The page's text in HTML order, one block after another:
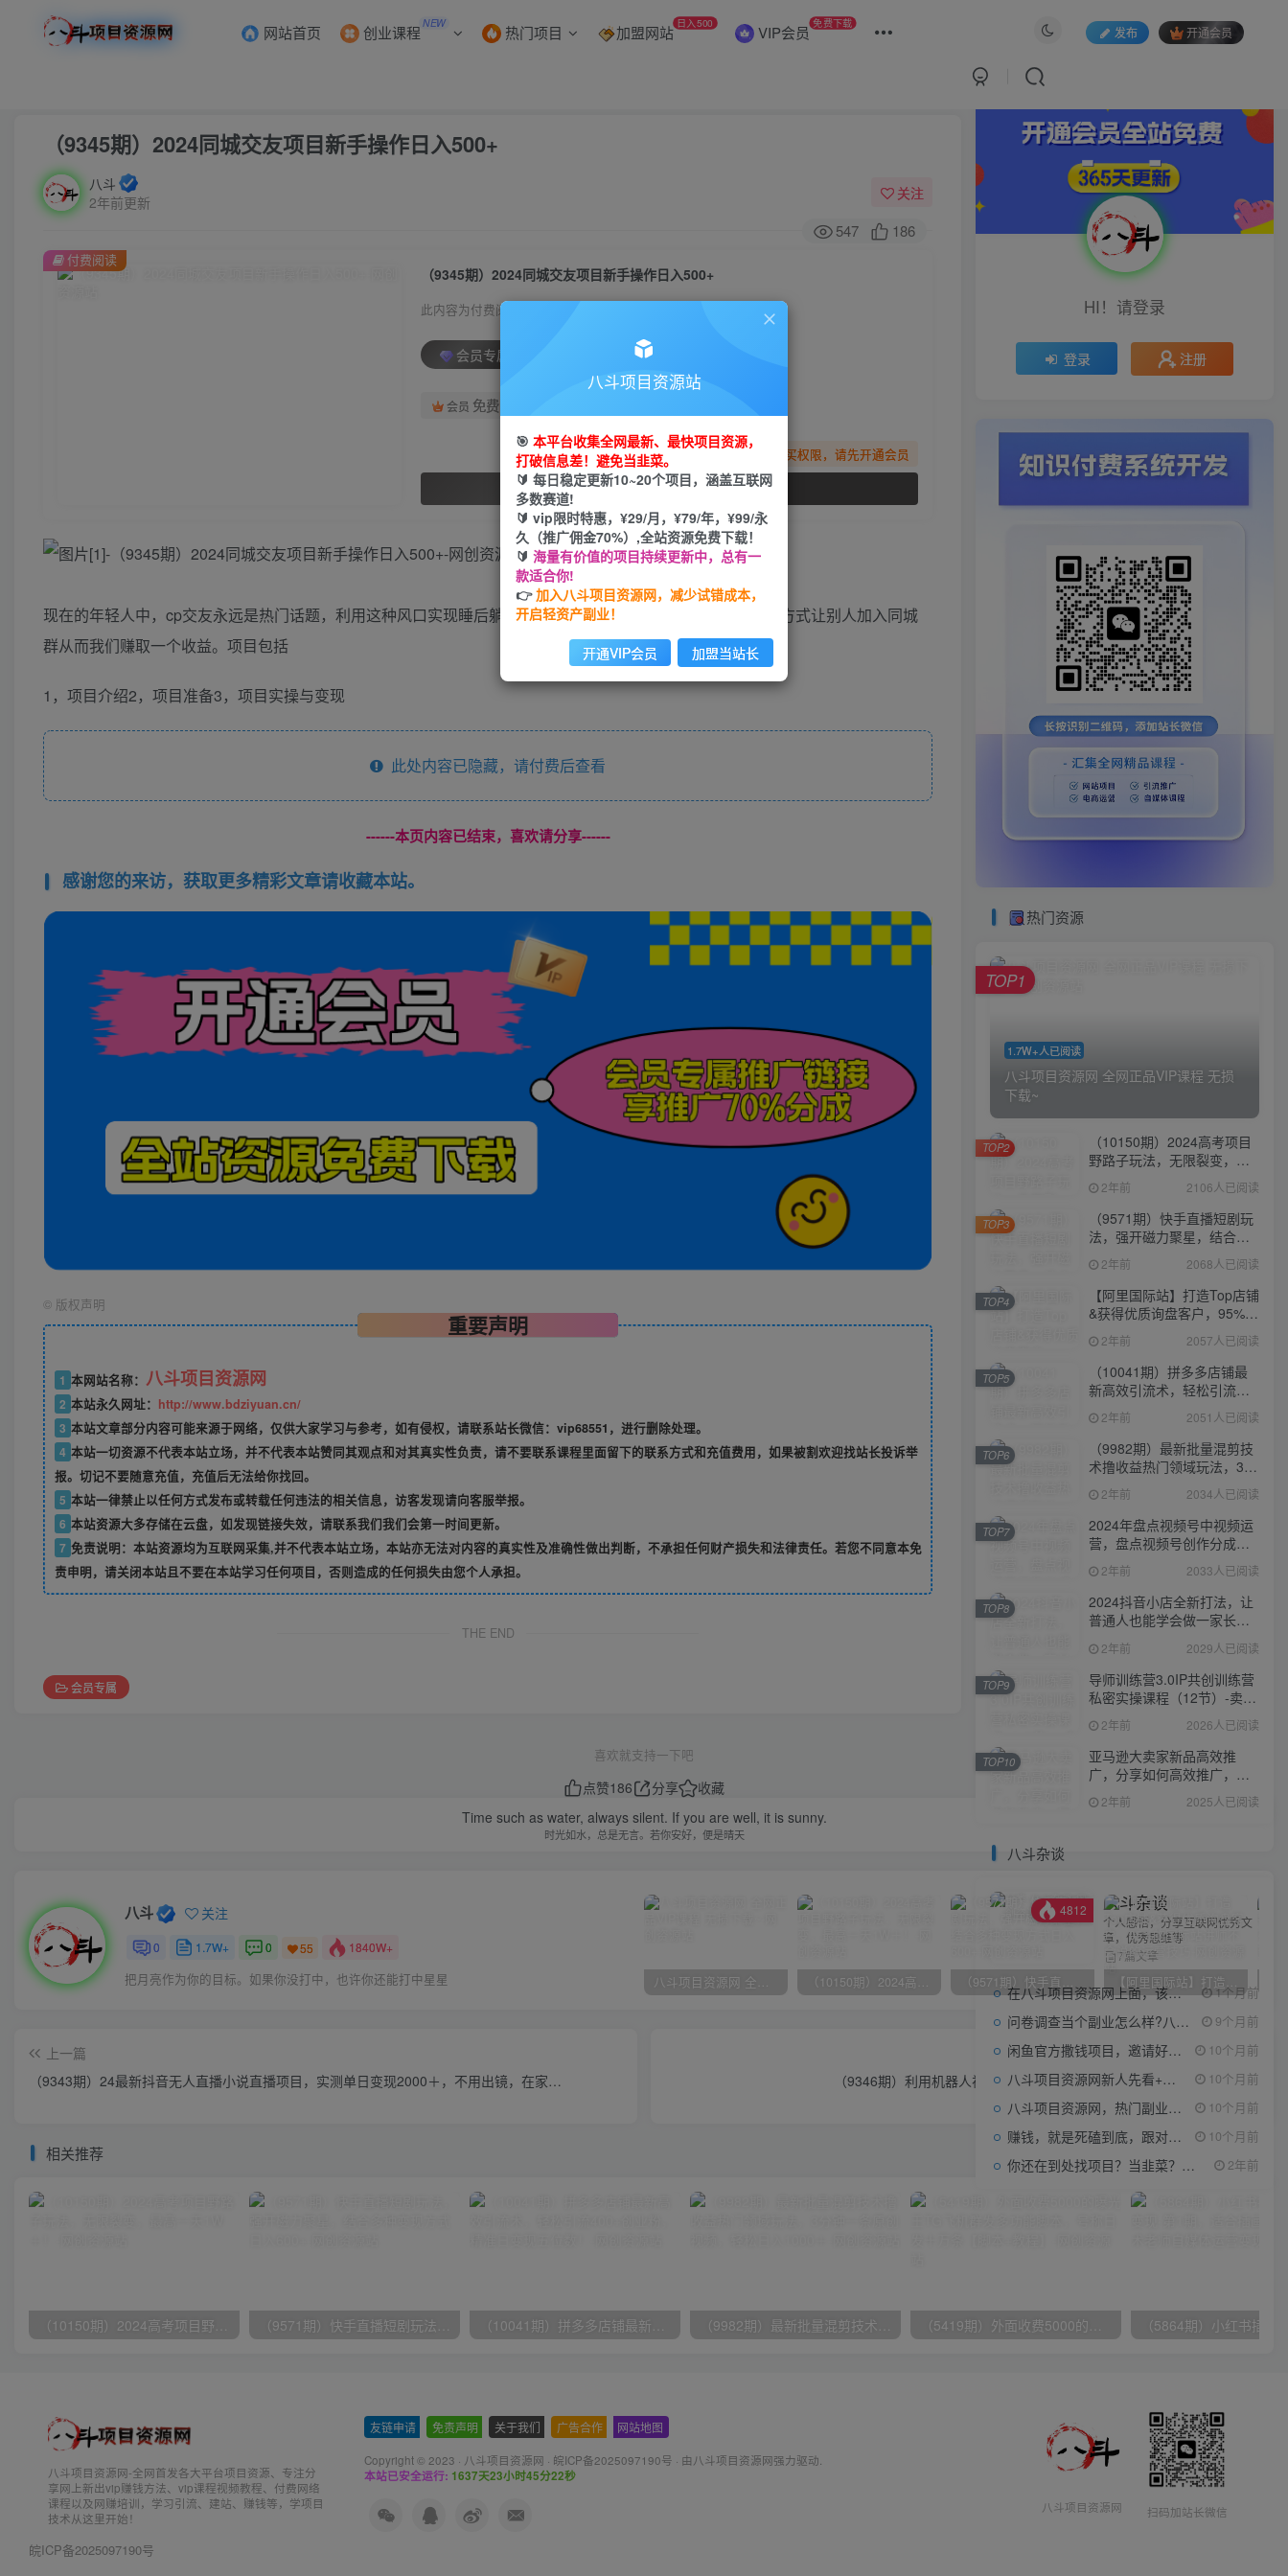
网站首页 创业课程 NEW 热门项目 加盟网站 日入500 VIP会员 免费下载
发布 开通会员
（9345期）2024同城交友项目新手操作日入500+
八斗
2年前更新
关注
547 186
（9345期）2024同城交友项目新手操作日入500+
此内容为付费阅读，请付费后查看
会员专属资源
会员 免费
您暂无购买权限，请先开通会员
开通会员
付费阅读
现在的年轻人中，cp交友永远是热门话题，利用这种风口实现睡后躺赚！我们通过创建全国同城群通过引流的方式让别人加入同城
群从而我们赚取一个收益。项目包括
1，项目介绍2，项目准备3，项目实操与变现
此处内容已隐藏，请付费后查看
------本页内容已结束，喜欢请分享------
感谢您的来访，获取更多精彩文章请收藏本站。
© 版权声明
重要声明
1 本网站名称： 八斗项目资源网
2 本站永久网址： http://www.bdziyuan.cn/
3 本站文章部分内容可能来源于网络，仅供大家学习与参考，如有侵权，请联系站长微信：vip68551，进行删除处理。
4 本站一切资源不代表本站立场，并不代表本站赞同其观点和对其真实性负责，请不要联系课程里面留下的联系方式和充值费用，如果被割欢迎找站长投诉举
报。切记不要随意充值，充值后无法给你找回。
5 本站一律禁止以任何方式发布或转载任何违法的相关信息，访客发现请向客服举报。
6 本站资源大多存储在云盘，如发现链接失效，请联系我们我们会第一时间更新。
7 免责说明：本站资源均为互联网采集,并不代表本站立场，本站亦无法对内容的真实性及准确性做出判断，不承担任何财产损失和法律责任。若您不同意本免
责申明，请关闭本站且不要在本站学习任何项目，否则造成的任何损失由您个人承担。
THE END
会员专属
喜欢就支持一下吧
点赞186 分享
收藏
Time such as water, always silent. If you are well, it is sunny.
时光如水，总是无言。若你安好，便是晴天
八斗 关注
0 1.7W+ 0 55 1840W+
把月亮作为你的目标。如果你没打中，也许你还能打中星星 八斗项目资源网 全网正品VIP课程 无损下载~ （10150期）2024高考项目野路子玩法，无限裂变，最高一天1W＋！ （9571期）快手直播短剧玩法，强开磁力聚星，结合多种变现方式日入600+ 【阿里国际站】打造Top店铺&获得优质询盘客户，​95%的国际站讲师不会说的运营技巧
上一篇
（9343期）24最新抖音无人直播小说直播项目，实测单日变现2000＋，不用出镜，在家…
下一篇
（9346期）利用机器人视频掘金月赚12000+，有手就会落地保姆级教程
相关推荐
（10150期）2024高考项目野路子玩法，无限裂变，最高一天1W＋！ （9571期）快手直播短剧玩法，强开磁力聚星，结合多种变现方式日入600+ （10041期）拼多多店铺最新高效引流术，轻松引流400+创业粉，精准日变现五位数！ （9982期）最新批量混剪技术撸收益热门领域玩法，3分钟一条原创视频，轻松日入1000＋ （5419期）外面收费5000的曝光王TG飞机群发多功能脚本，号称日发十万条【脚本+教程】
HI！请登录
登录 注册
热门资源
1.7W+人已阅读
八斗项目资源网 全网正品VIP课程 无损
下载~
TOP1
（10150期）2024高考项目
野路子玩法，无限裂变，最
高一天1W＋！
2年前 2106人已阅读
TOP2
（9571期）快手直播短剧玩
法，强开磁力聚星，结合多
种变现方式日入600+
2年前 2068人已阅读
TOP3
【阿里国际站】打造Top店铺
&获得优质询盘客户，​95%的
国际站讲师不会说的运营技
巧 2年前 2057人已阅读
TOP4
（10041期）拼多多店铺最
新高效引流术，轻松引流
400+创业粉，精准日变现五
位数！
2年前 2051人已阅读
TOP5
（9982期）最新批量混剪技
术撸收益热门领域玩法，3分
钟一条原创视频，轻松日入
1000＋
2年前 2034人已阅读
TOP6
2024年盘点视频号中视频运
营，盘点视频号创作分成计
划，快速过原创日入300+
2年前 2033人已阅读
TOP7
2024抖音小店全新打法，让
普通人也能学会做一家长久
稳定赚钱的抖店
2年前 2029人已阅读
TOP8
导师训练营3.0IP共创训练营
私密实操课程（12节）-卖项
目的密码成功秘诀
2年前 2026人已阅读
TOP9
亚马逊大卖家新品高效推
广，分享如何高效推广，打
造百万美金爆款单品
2年前 2025人已阅读
TOP10
八斗杂谈
4812 八斗杂谈
个人感悟，分享互联网优秀文
章，优秀思维等
7篇文章
在八斗项目资源网上面，该看什么类型的赚钱项目 1个月前
问卷调查当个副业怎么样?八斗告诉你 9个月前
闲鱼官方撒钱项目，邀请好友领现金，单价1-8元，0成本可以当个小副业 10个月前
八斗项目资源网新人先看+领取【0撸小项目+互联网工具箱】 10个月前
八斗项目资源网，热门副业项目任你选，每日持续更新 10个月前
赚钱，就是死磕到底，跟对人做对事。 10个月前
你还在到处找项目？当韭菜？我靠项目资源网也能月如过万。 2年前
八斗项目资源网-全网首发各大平台项目资源、专注分
享网上新出vip赚钱方法、vip课程视频教程、付费网络
课程以及网赚培训，学习引流、建站、赚钱等，学项目
技术从这里开始！
友链申请 免责声明 关于我们 广告合作 网站地图
Copyright © 2023 · 八斗项目资源网 · 皖ICP备2025097190号 · 由八斗项目资源网强力驱动.
本站已安全运行: 1637天23小时45分22秒
八斗项目资源网 扫码加站长微信
皖ICP备2025097190号
八斗项目资源站
🎯 本平台收集全网最新、最快项目资源，
打破信息差！避免当韭菜。
🔰 每日稳定更新10~20个项目，涵盖互联网
多数赛道!
🔰 vip限时特惠，¥29/月，¥79/年，¥99/永
久（推广佣金70%）,全站资源免费下载！
🔰 海量有价值的项目持续更新中，总有一
款适合你!
👉加入八斗项目资源网，减少试错成本，
开启轻资产副业！
开通VIP会员 加盟当站长